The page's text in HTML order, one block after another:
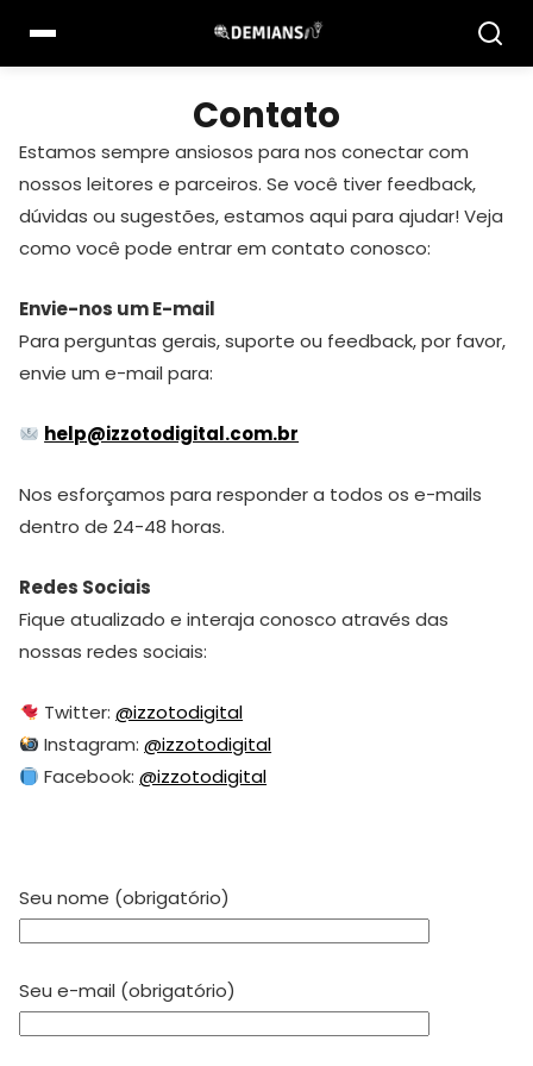
para
o
Contato
Estamos sempre ansiosos para nos conectar com
nossos leitores e parceiros. Se você tiver feedback,
dúvidas ou sugestões, estamos aqui para ajudar! Veja
como você pode entrar em contato conosco:
Envie-nos um E-mail
Para perguntas gerais, suporte ou feedback, por favor,
envie um e-mail para:
help@izzotodigital.com.br
Nos esforçamos para responder a todos os e-mails
dentro de 24-48 horas.
Redes Sociais
Fique atualizado e interaja conosco através das
nossas redes sociais:
Twitter:@izzotodigital
Instagram:@izzotodigital
Facebook:@izzotodigital
Seu nome (obrigatório)
Seu e-mail (obrigatório)